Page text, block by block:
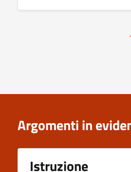
Argomenti in
Istruzione